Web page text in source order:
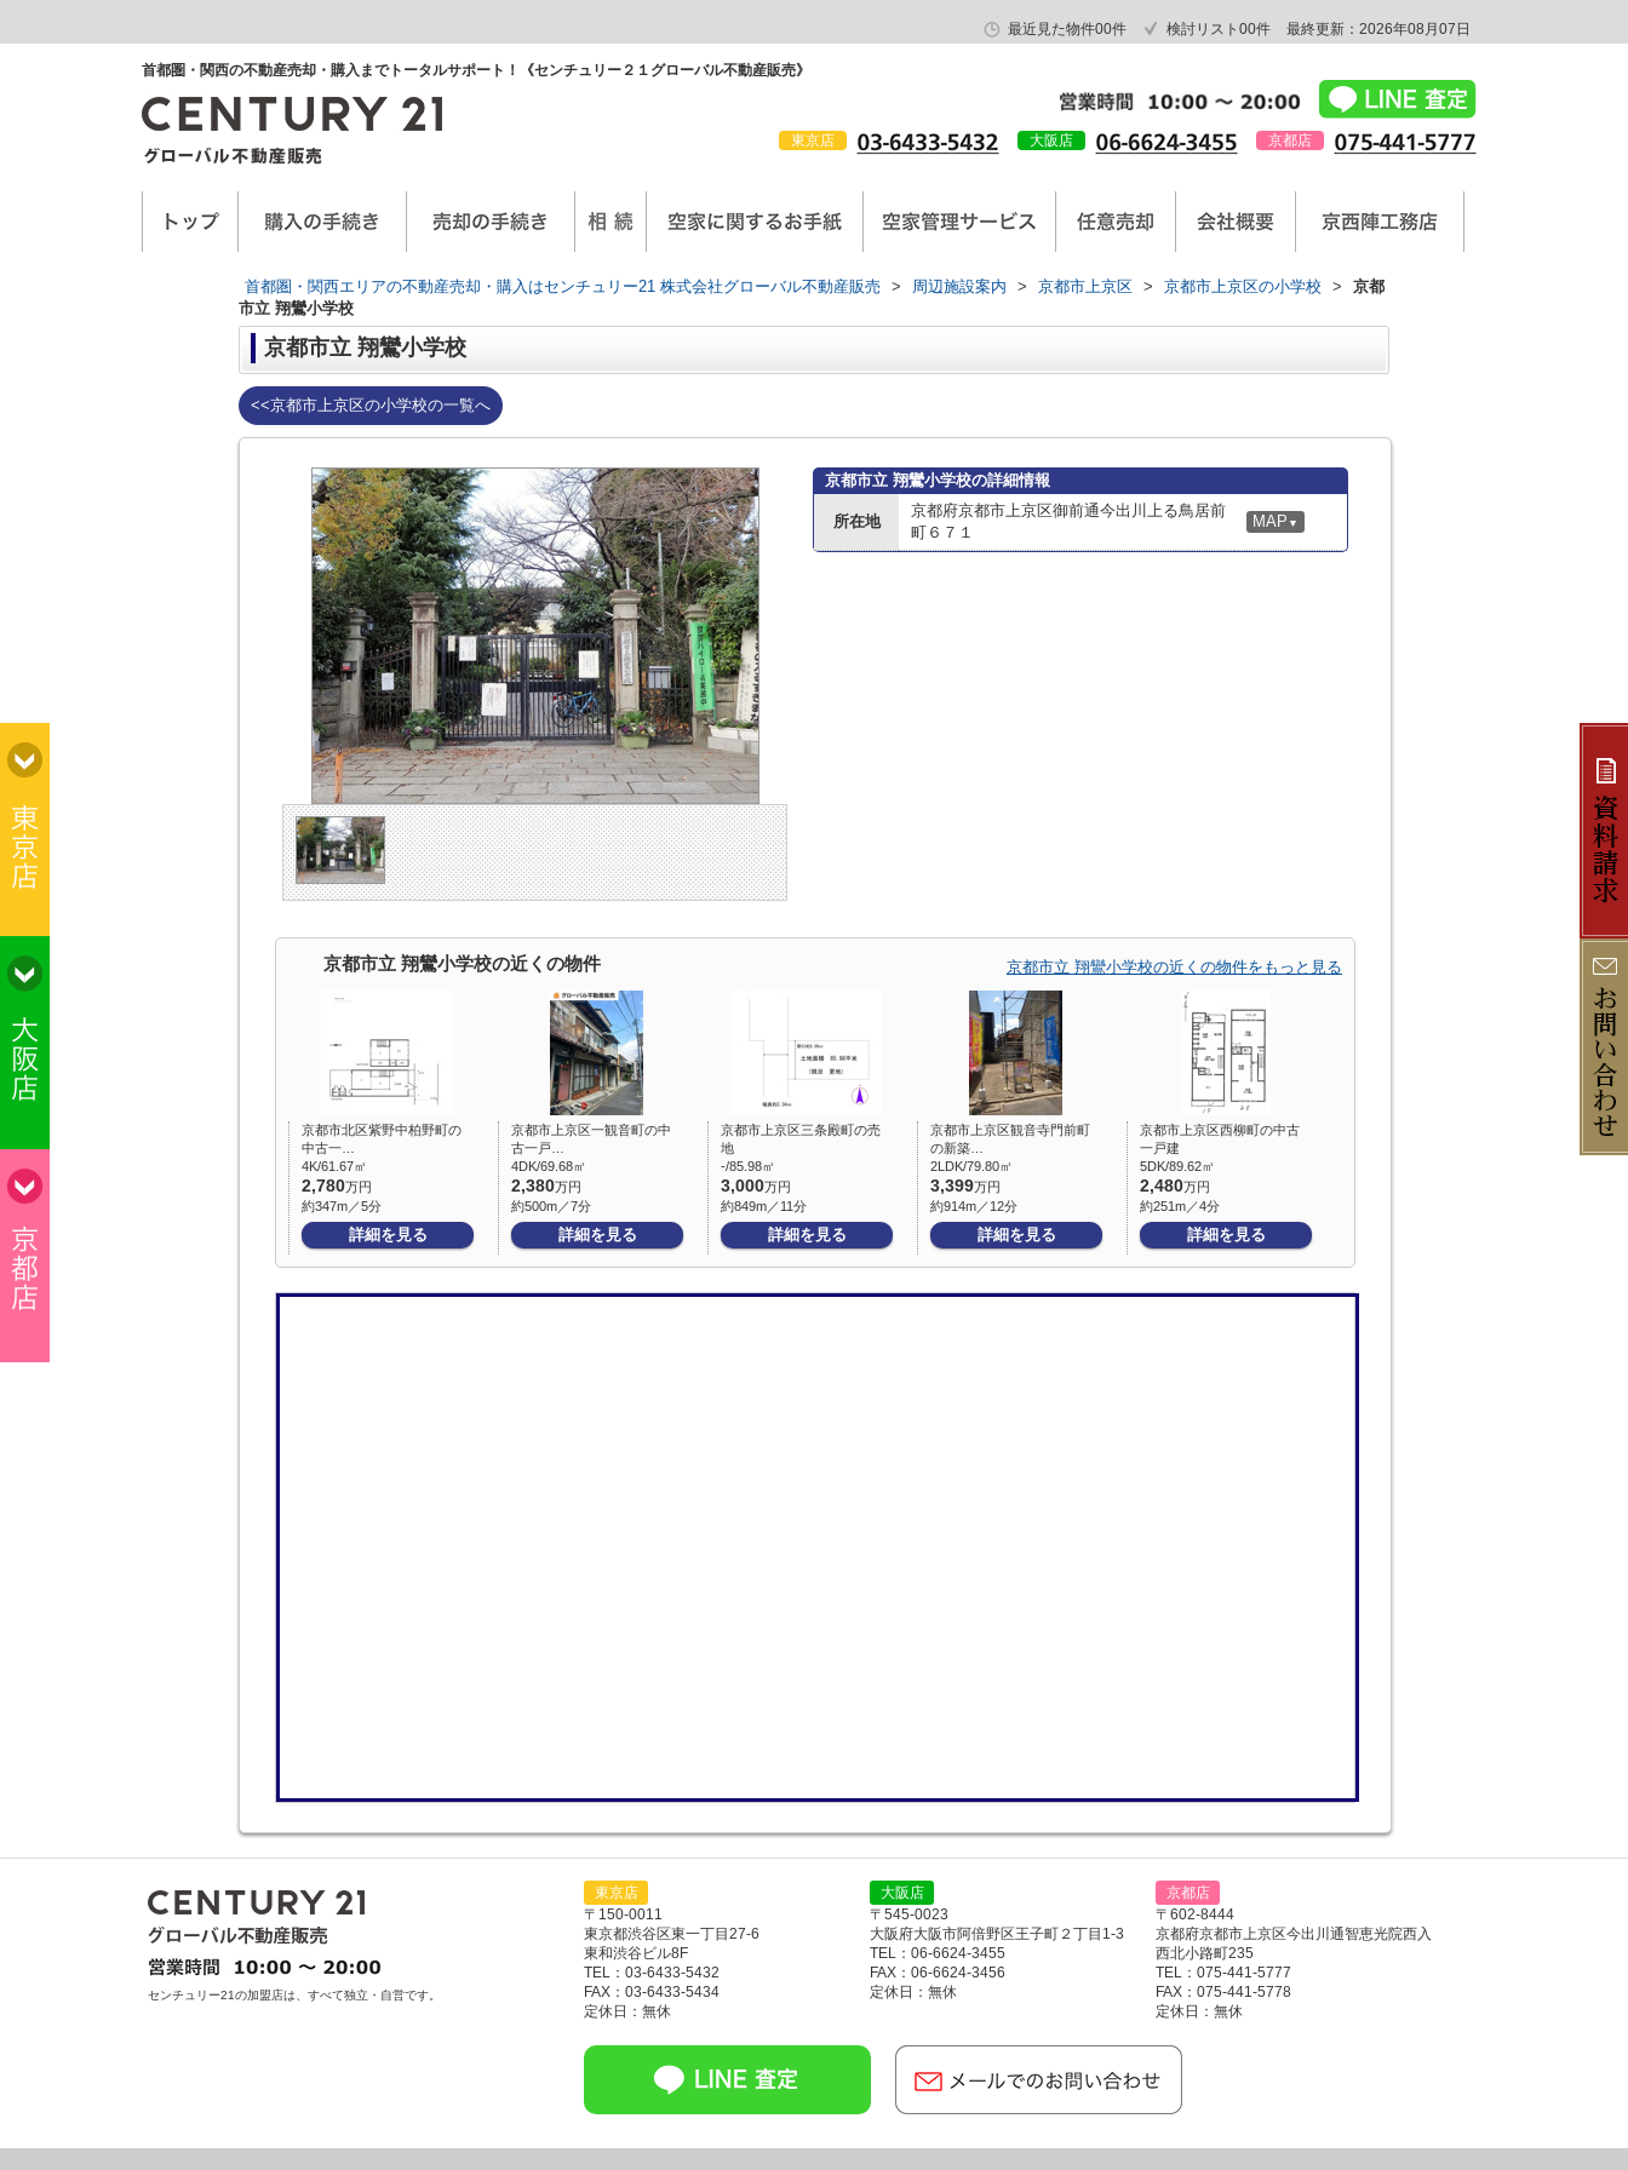
最近見た物件00件 検討リスト 00件 最終更新：2026年08月07日
首都圏・関西の不動産売却・購入までトータルサポート！《センチュリー２１グローバル不動産販売》
東京店 大阪店 京都店
首都圏・関西エリアの不動産売却・購入はセンチュリー21 株式会社グローバル不動産販売 > 周辺施設案内 > 京都市上京区 > 京都市上京区の小学校 >
京都
市立 翔鸞小学校
京都市立 翔鸞小学校
<<京都市上京区の小学校の一覧へ
京都市立 翔鸞小学校の詳細情報
所在地
京都府京都市上京区御前通今出川上る鳥居前
町６７１
MAP ▼
京都市立 翔鸞小学校の近くの物件 京都市立 翔鸞小学校の近くの物件をもっと見る
京都市北区紫野中柏野町の
中古一…
4K/61.67㎡
2,780万円
約347m／5分
詳細を見る
京都市上京区一観音町の中
古一戸…
4DK/69.68㎡
2,380万円
約500m／7分
詳細を見る
京都市上京区三条殿町の売
地
-/85.98㎡
3,000万円
約849m／11分
詳細を見る
京都市上京区観音寺門前町
の新築…
2LDK/79.80㎡
3,399万円
約914m／12分
詳細を見る
京都市上京区西柳町の中古
一戸建
5DK/89.62㎡
2,480万円
約251m／4分
詳細を見る
センチュリー21の加盟店は、すべて独立・自営です。
東京店
〒150-0011
東京都渋谷区東一丁目27-6
東和渋谷ビル8F
TEL：03-6433-5432
FAX：03-6433-5434
定休日：無休
大阪店
〒545-0023
大阪府大阪市阿倍野区王子町２丁目1-3
TEL：06-6624-3455
FAX：06-6624-3456
定休日：無休
京都店
〒602-8444
京都府京都市上京区今出川通智恵光院西入
西北小路町235
TEL：075-441-5777
FAX：075-441-5778
定休日：無休